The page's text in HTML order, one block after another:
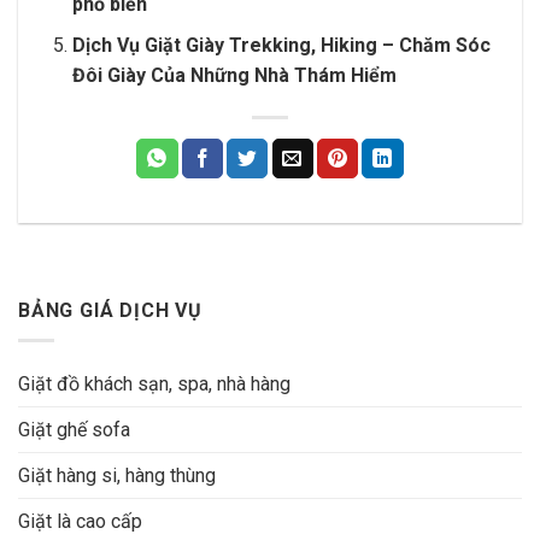
Dịch Vụ Giặt Giày Trekking, Hiking – Chăm Sóc
Đôi Giày Của Những Nhà Thám Hiểm
BẢNG GIÁ DỊCH VỤ
Giặt đồ khách sạn, spa, nhà hàng
Giặt ghế sofa
Giặt hàng si, hàng thùng
Giặt là cao cấp